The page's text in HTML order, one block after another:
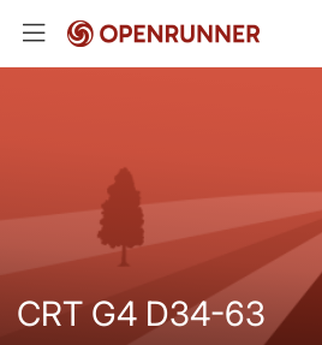
CRT G4 D34-63